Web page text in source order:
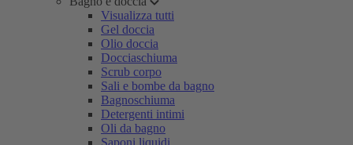
Visualizza tutti
Gel doccia
Olio doccia
Docciaschiuma
Scrub corpo
Sali e bombe da bagno
Bagnoschiuma
Detergenti intimi
Oli da bagno
Saponi liquidi